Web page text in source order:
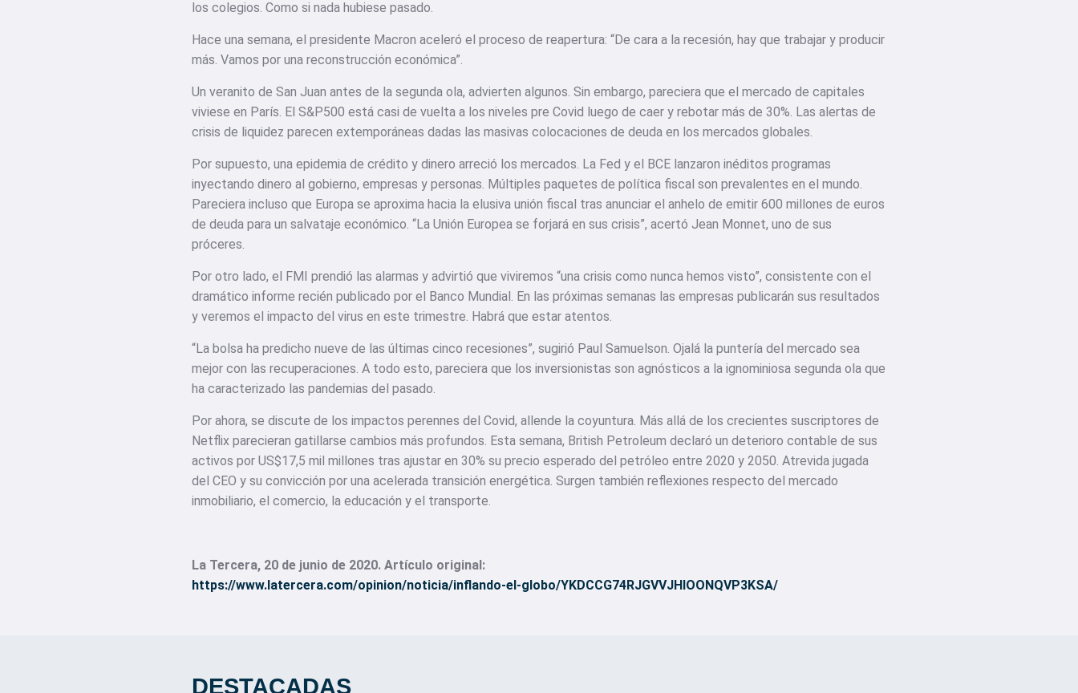
los colegios. Como si nada hubiese pasado.
Hace una semana, el presidente Macron aceleró el proceso de reapertura: “De cara a la recesión, hay que trabajar y producir
más. Vamos por una reconstrucción económica”.
Un veranito de San Juan antes de la segunda ola, advierten algunos. Sin embargo, pareciera que el mercado de capitales
viviese en París. El S&P500 está casi de vuelta a los niveles pre Covid luego de caer y rebotar más de 30%. Las alertas de
crisis de liquidez parecen extemporáneas dadas las masivas colocaciones de deuda en los mercados globales.
Por supuesto, una epidemia de crédito y dinero arreció los mercados. La Fed y el BCE lanzaron inéditos programas
inyectando dinero al gobierno, empresas y personas. Múltiples paquetes de política fiscal son prevalentes en el mundo.
Pareciera incluso que Europa se aproxima hacia la elusiva unión fiscal tras anunciar el anhelo de emitir 600 millones de euros
de deuda para un salvataje económico. “La Unión Europea se forjará en sus crisis”, acertó Jean Monnet, uno de sus
próceres.
Por otro lado, el FMI prendió las alarmas y advirtió que viviremos “una crisis como nunca hemos visto”, consistente con el
dramático informe recién publicado por el Banco Mundial. En las próximas semanas las empresas publicarán sus resultados
y veremos el impacto del virus en este trimestre. Habrá que estar atentos.
“La bolsa ha predicho nueve de las últimas cinco recesiones”, sugirió Paul Samuelson. Ojalá la puntería del mercado sea
mejor con las recuperaciones. A todo esto, pareciera que los inversionistas son agnósticos a la ignominiosa segunda ola que
ha caracterizado las pandemias del pasado.
Por ahora, se discute de los impactos perennes del Covid, allende la coyuntura. Más allá de los crecientes suscriptores de
Netflix parecieran gatillarse cambios más profundos. Esta semana, British Petroleum declaró un deterioro contable de sus
activos por US$17,5 mil millones tras ajustar en 30% su precio esperado del petróleo entre 2020 y 2050. Atrevida jugada
del CEO y su convicción por una acelerada transición energética. Surgen también reflexiones respecto del mercado
inmobiliario, el comercio, la educación y el transporte.
La Tercera, 20 de junio de 2020. Artículo original:
https://www.latercera.com/opinion/noticia/inflando-el-globo/YKDCCG74RJGVVJHIOONQVP3KSA/
DESTACADAS